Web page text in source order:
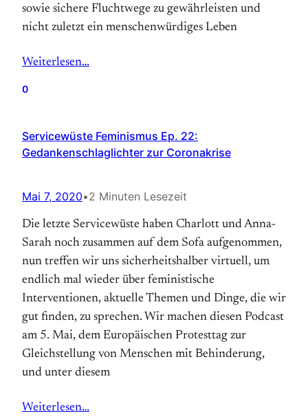
sowie sichere Fluchtwege zu gewährleisten und
nicht zuletzt ein menschenwürdiges Leben
Weiterlesen…
0
Servicewüste Feminismus Ep. 22:
Gedankenschlaglichter zur Coronakrise
Mai 7, 2020•2 Minuten Lesezeit
Die letzte Servicewüste haben Charlott und Anna-
Sarah noch zusammen auf dem Sofa aufgenommen,
nun treffen wir uns sicherheitshalber virtuell, um
endlich mal wieder über feministische
Interventionen, aktuelle Themen und Dinge, die wir
gut finden, zu sprechen. Wir machen diesen Podcast
am 5. Mai, dem Europäischen Protesttag zur
Gleichstellung von Menschen mit Behinderung,
und unter diesem
Weiterlesen…